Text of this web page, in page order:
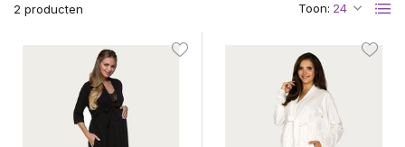
2 producten Toon: